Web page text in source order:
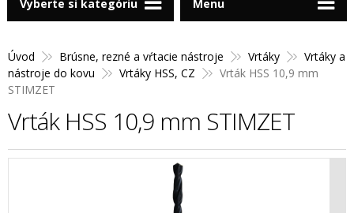
Úvod Brúsne, rezné a vŕtacie nástroje Vrtáky
Vrtáky a
nástroje do kovu
Vrtáky HSS, CZ
Vrták HSS 10,9 mm
STIMZET
Vrták HSS 10,9 mm STIMZET
Vyberte si kategóriu Menu